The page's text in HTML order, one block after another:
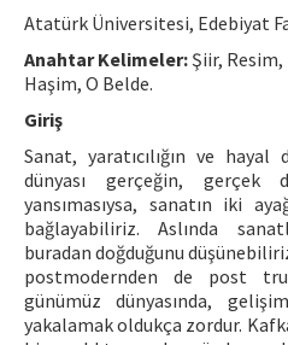
İletişim
ISSN: 1010-867X · e-ISSN: 2667-8713
Atatürk Üniversitesi, Edebiyat
Anahtar Kelimeler: Şiir,
Haşim, O Belde.
Giriş
Sanat, yaratıcılığın ve hayal
dünyası gerçeğin, gerçek
yansımasıysa, sanatın iki
bağlayabiliriz. Aslında
buradan doğduğunu
postmodernden de post
günümüz dünyasında,
yakalamak oldukça zordur.